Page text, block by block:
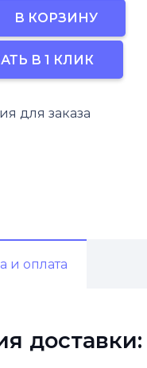
В КОРЗИНУ
В 1 КЛИК
для заказа
и оплата
доставки: